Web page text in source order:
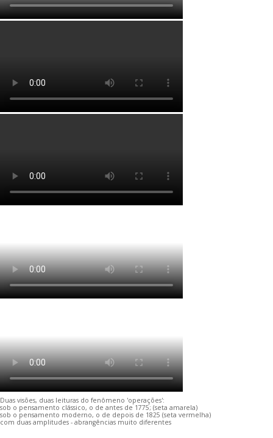
Duas visões, duas leituras do fenômeno 'operações':
sob o pensamento clássico, o de antes de 1775; (seta amarela)
sob o pensamento moderno, o de depois de 1825 (seta vermelha)
com duas amplitudes - abrangências muito diferentes